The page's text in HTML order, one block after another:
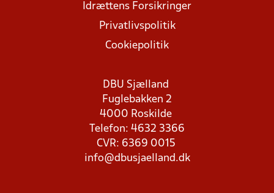
Idrættens Forsikringer
Privatlivspolitik
Cookiepolitik
DBU Sjælland
Fuglebakken 2
4000 Roskilde
Telefon: 4632 3366
CVR: 6369 0015
info@dbusjaelland.dk